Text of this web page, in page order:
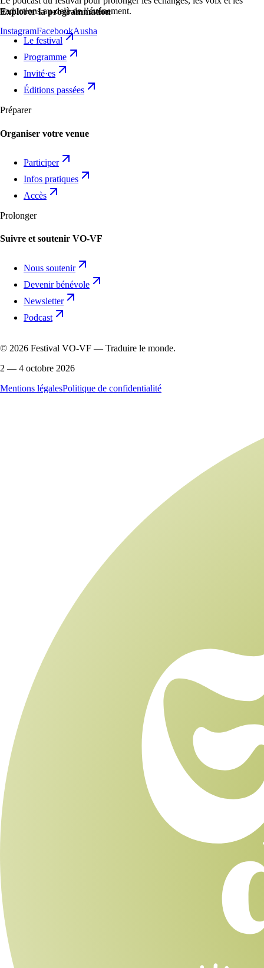
traductions au-delà de l’événement.
InstagramFacebookAusha
Explorer la programmation
Le festival
Programme
Invité·es
Éditions passées
Préparer
Organiser votre venue
Participer
Infos pratiques
Accès
Prolonger
Suivre et soutenir VO-VF
Nous soutenir
Devenir bénévole
Newsletter
Podcast
© 2026 Festival VO-VF — Traduire le monde.
2 — 4 octobre 2026
Mentions légalesPolitique de confidentialité